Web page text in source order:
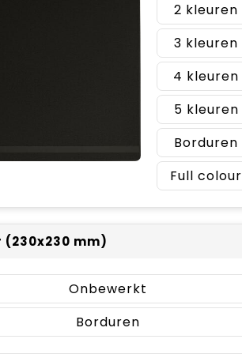
2
3
4
5
Borduren
Full colour
(230x230 mm)
Onbewerkt
Borduren